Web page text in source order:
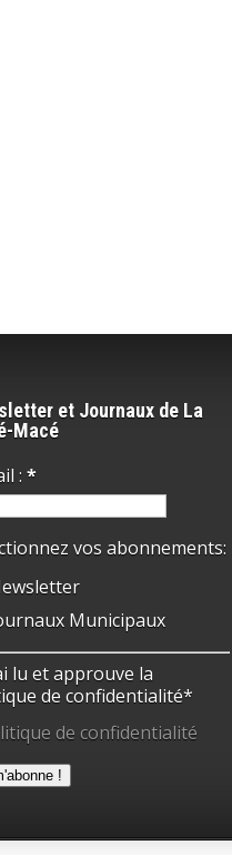
et Journaux de La
Macé
: *
vos abonnements:
Municipaux
lu et approuve la
de confidentialité*
de confidentialité